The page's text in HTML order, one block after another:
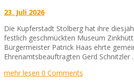
23. Juli 2026
Die Kupferstadt Stolberg hat ihre
festlich geschmückten Museum
Bürgermeister Patrick Haas ehrte
Ehrenamtsbeauftragten Gerd Schnitzler
mehr lesen 0 Comments